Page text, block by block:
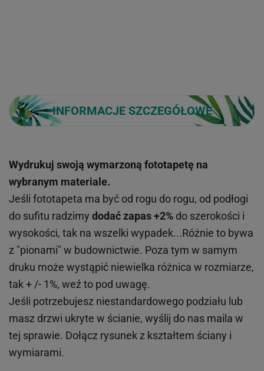
INFORMACJE SZCZEGÓŁOWE
Wydrukuj swoją wymarzoną fototapetę na
wybranym materiale.
Jeśli fototapeta ma być od rogu do rogu, od podłogi
do sufitu radzimy dodać zapas +2% do szerokości i
wysokości, tak na wszelki wypadek...Różnie to bywa
z "pionami" w budownictwie. Poza tym w samym
druku może wystąpić niewielka różnica w rozmiarze,
tak + /- 1%, weź to pod uwagę.
Jeśli potrzebujesz niestandardowego podziału lub
masz drzwi ukryte w ścianie, wyślij do nas maila w
tej sprawie. Dołącz rysunek z kształtem ściany i
wymiarami.